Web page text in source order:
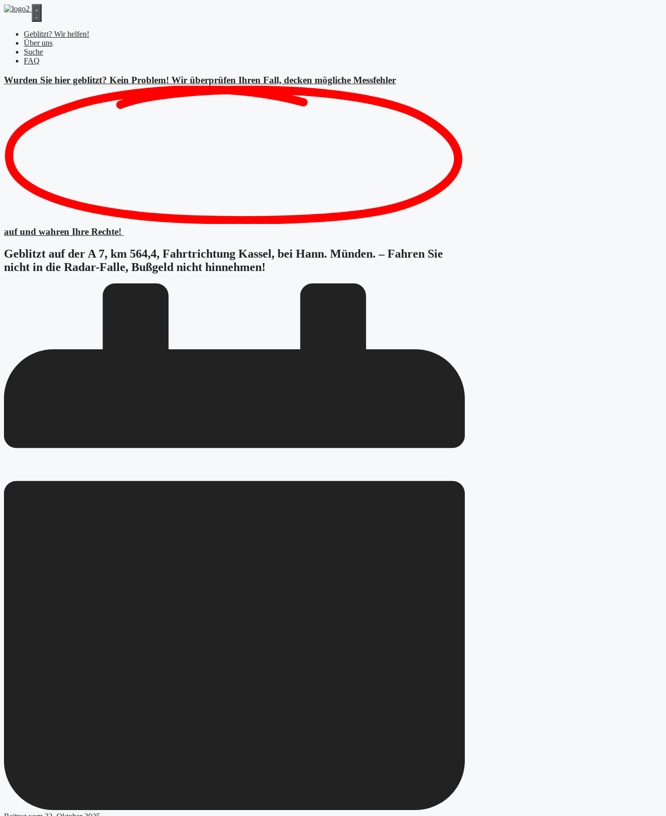
Zum
Geblitzt? Wir helfen!
Über uns
Suche
FAQ
Wurden Sie hier geblitzt? Kein Problem! Wir überprüfen Ihren Fall, decken mögliche Messfehler
auf und wahren Ihre Rechte!
Geblitzt auf der A 7, km 564,4, Fahrtrichtung Kassel, bei Hann. Münden. – Fahren Sie
nicht in die Radar-Falle, Bußgeld nicht hinnehmen!